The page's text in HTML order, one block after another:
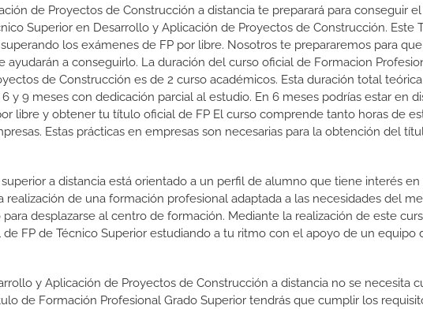
de Proyectos de Construcción a distancia te preparará para conseguir
Superior en Desarrollo y Aplicación de Proyectos de Construcción. Este
los exámenes de FP por libre. Nosotros te prepararemos para
ayudarán a conseguirlo. La duración del curso oficial de Formacion
de Construcción es de 2 curso académicos. Esta duración total
y 9 meses con dedicación parcial al estudio. En 6 meses podrías estar en
libre y obtener tu título oficial de FP El curso comprende tanto horas de
Estas prácticas en empresas son necesarias para la obtención del
a distancia está orientado a un perfil de alumno que tiene interés en
de una formación profesional adaptada a las necesidades del
desplazarse al centro de formación. Mediante la realización de este
FP de Técnico Superior estudiando a tu ritmo con el apoyo de un equipo
y Aplicación de Proyectos de Construcción a distancia no se necesita
de Formación Profesional Grado Superior tendrás que cumplir los